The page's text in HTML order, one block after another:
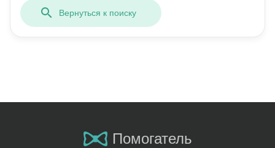
Вернуться к поиску
Помогатель